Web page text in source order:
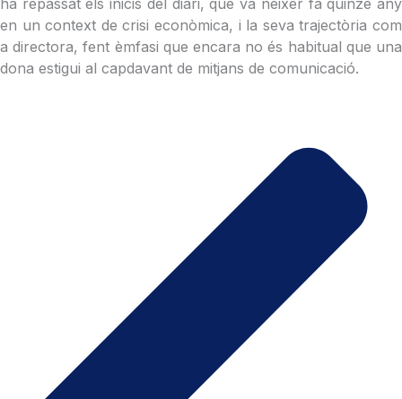
en un context de crisi econòmica, i la seva trajectòria com
a directora, fent èmfasi que encara no és habitual que una
dona estigui al capdavant de mitjans de comunicació.